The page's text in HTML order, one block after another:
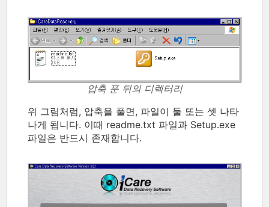
압축 푼 뒤의 디렉터리
위 그림처럼, 압축을 풀면, 파일이 둘 또는 셋 나타
나게 됩니다. 이때 readme.txt 파일과 Setup.exe
파일은 반드시 존재합니다.